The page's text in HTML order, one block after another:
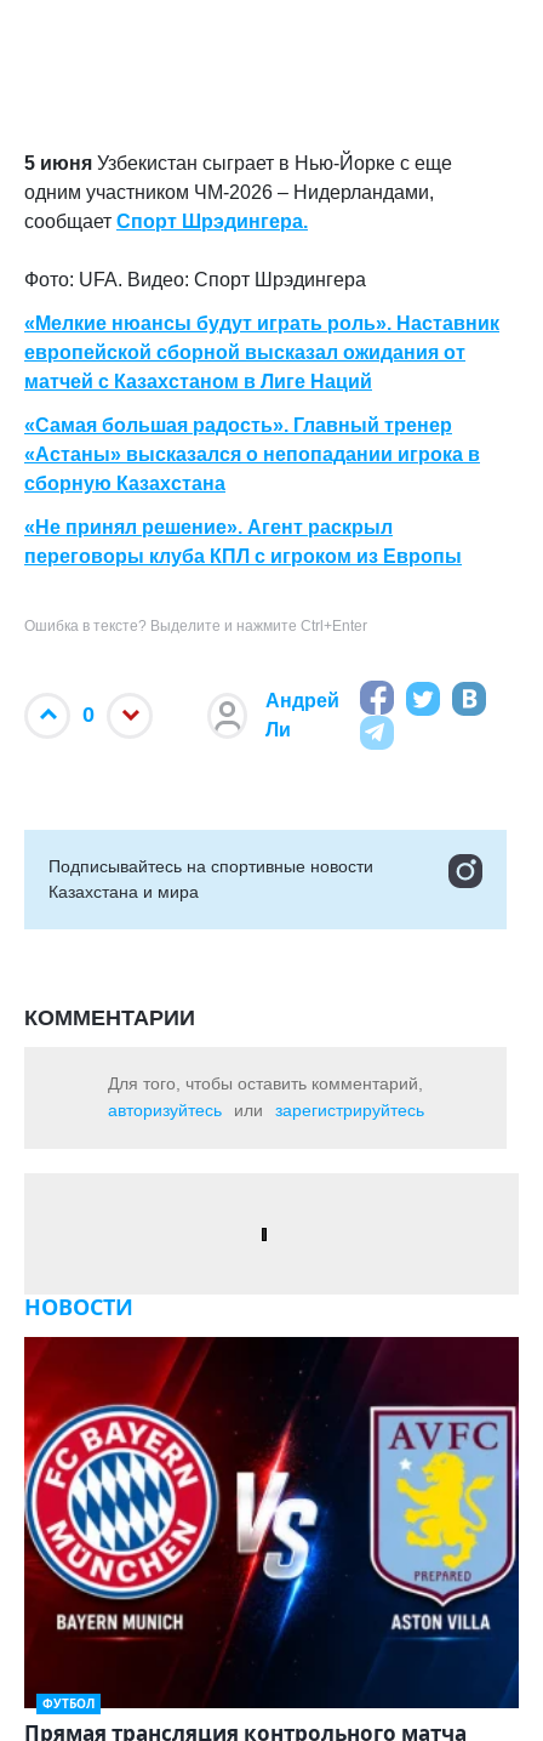
5 июня Узбекистан сыграет в Нью-Йорке с еще
одним участником ЧМ-2026 – Нидерландами,
сообщает Спорт Шрэдингера.
Фото: UFA. Видео: Спорт Шрэдингера
«Мелкие нюансы будут играть роль». Наставник
европейской сборной высказал ожидания от
матчей с Казахстаном в Лиге Наций
«Самая большая радость». Главный тренер
«Астаны» высказался о непопадании игрока в
сборную Казахстана
«Не принял решение». Агент раскрыл
переговоры клуба КПЛ с игроком из Европы
Ошибка в тексте? Выделите и нажмите Ctrl+Enter
0
Андрей
Ли
Подписывайтесь на cпортивные новости
Казахстана и мира
КОММЕНТАРИИ
Для того, чтобы оставить комментарий,
авторизуйтесь
или зарегистрируйтесь
НОВОСТИ
ФУТБОЛ
Прямая трансляция контрольного матча